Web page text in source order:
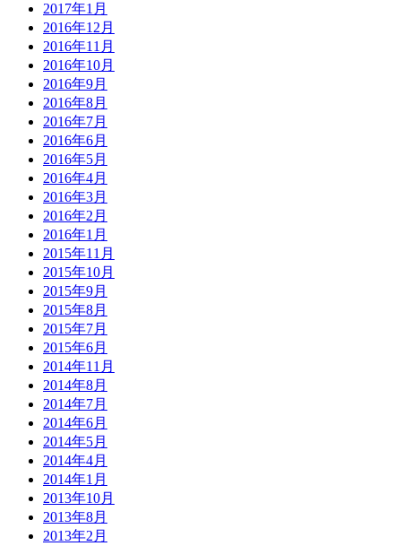
2017年1月
2016年12月
2016年11月
2016年10月
2016年9月
2016年8月
2016年7月
2016年6月
2016年5月
2016年4月
2016年3月
2016年2月
2016年1月
2015年11月
2015年10月
2015年9月
2015年8月
2015年7月
2015年6月
2014年11月
2014年8月
2014年7月
2014年6月
2014年5月
2014年4月
2014年1月
2013年10月
2013年8月
2013年2月